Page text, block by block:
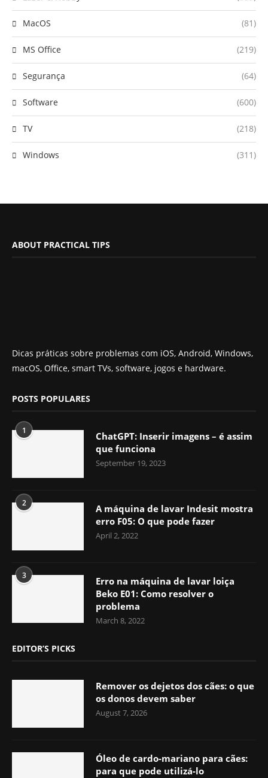
MacOS (81)
MS Office (219)
Segurança (64)
Software (600)
TV (218)
Windows (311)
ABOUT PRACTICAL TIPS
Dicas práticas sobre problemas com iOS, Android, Windows,
macOS, Office, smart TVs, software, jogos e hardware.
POSTS POPULARES
1
ChatGPT: Inserir imagens – é assim
que funciona
September 19, 2023
2
A máquina de lavar Indesit mostra
erro F05: O que pode fazer
April 2, 2022
3
Erro na máquina de lavar loiça
Beko E01: Como resolver o
problema
March 8, 2022
EDITOR’S PICKS
Remover os dejetos dos cães: o que
os donos devem saber
August 7, 2026
Óleo de cardo-mariano para cães:
para que pode utilizá-lo